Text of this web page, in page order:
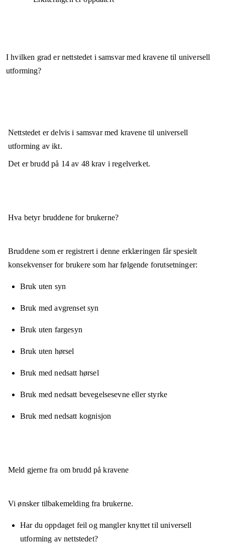
I hvilken grad er nettstedet i samsvar med kravene til universell
utforming?
Nettstedet erdelvis i samsvarmed kravene til universell
utforming av ikt.
Det er brudd på 14av 48krav i regelverket.
Hva betyr bruddene for brukerne?
Bruddene som er registrert i denne erklæringen får spesielt
konsekvenser for brukere som har følgende forutsetninger:
Bruk uten syn
Bruk med avgrenset syn
Bruk uten fargesyn
Bruk uten hørsel
Bruk med nedsatt hørsel
Bruk med nedsatt bevegelsesevne eller styrke
Bruk med nedsatt kognisjon
Meld gjerne fra om brudd på kravene
Vi ønsker tilbakemelding fra brukerne.
Har du oppdaget feil og mangler knyttet til universell
utforming av nettstedet?